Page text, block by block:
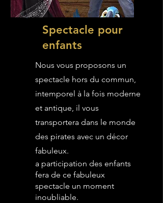
Spectacle pour
enfants
Nous vous proposons un
spectacle hors du commun,
intemporel à la fois moderne
et antique, il vous
transportera dans le monde
des pirates avec un décor
fabuleux.
a participation des enfants
fera de ce fabuleux
spectacle un moment
inoubliable.